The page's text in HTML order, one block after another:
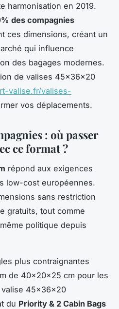
harmonisation en 2019.
des compagnies
ces dimensions, créant un
qui influence
des bagages modernes.
de valises 45x36x20
valise.fr/valises-
vos déplacements.
: où passer
ce format ?
répond aux exigences
low-cost européennes.
sans restriction
gratuits, tout comme
politique depuis
plus contraignantes
de 40x20x25 cm pour les
valise 45x36x20
du Priority & 2 Cabin Bags